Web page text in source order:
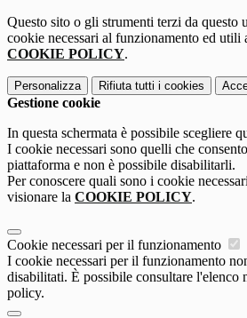
Questo sito o gli strumenti terzi da questo
cookie necessari al funzionamento ed
COOKIE POLICY.
Personalizza Rifiuta tutti i cookies
Gestione cookie
In questa schermata è possibile scegliere
I cookie necessari sono quelli che
piattaforma e non è possibile disabilitarli.
Per conoscere quali sono i cookie
visionare la COOKIE POLICY.
Cookie necessari per il funzionamento
I cookie necessari per il funzionamento
disabilitati. È possibile consultare l'elenco
policy.